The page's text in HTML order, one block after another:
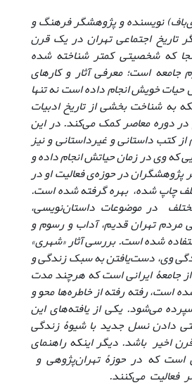
نویسنده و پژوهشگر فرهنگ و
تاریخ اجتماعی تهران در یک قرن
که شخصیتی کمتر شناخته شده
جامعه است؛ معرفی آثار و کارهای
خویش انجام داده است نه تنها
به شناخت بخشی از تاریخ ادبیات
دوره معاصر کمک می‌کند. در این
از کتب داستانی و غیرداستانی و نیز
که وی در زمان حیاتش انجام داده و
پژوهشگران در حوزه‌ی فعالیت او در
چاپ شده، بهره گرفته شده است.
در موضوعات داستان‌نویسی،
مردم تهران قدیم، آداب و رسوم و
شده است. بررسی آثار «شهری»
وی، دست‌یافتن به سبک زندگی و
جامعۀ ایرانی است که هرچند مدت
است، رفته رفته از خاطره‌ها محو و
می‌شود. یکی از یافته‌های این
دادن نسل‌ جدید با شیوۀ زندگی
اخیر باشد. دیگر اینکه راهنمای
است که در حوزۀ تهران‌پژوهی و
معاصر فعالیت می‌کنند.